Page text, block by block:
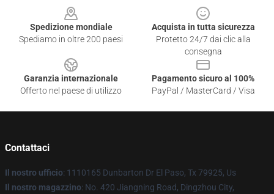
Spedizione mondiale
Spediamo in oltre 200 paesi
Acquista in tutta sicurezza
Protetto 24/7 dai clic alla
consegna
Garanzia internazionale
Offerto nel paese di utilizzo
Pagamento sicuro al 100%
PayPal / MasterCard / Visa
Contattaci
Il nostro ufficio: 1110165 Dunbarton Dr El Paso, Tx 79925, Us
Il nostro magazzino: No. 420 Jiangning Road, Dingzhou City,